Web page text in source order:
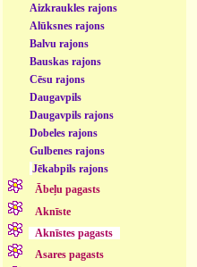
Aizkraukles rajons
Alūksnes rajons
Balvu rajons
Bauskas rajons
Cēsu rajons
Daugavpils
Daugavpils rajons
Dobeles rajons
Gulbenes rajons
Jēkabpils rajons
Ābeļu pagasts
Aknīste
Aknīstes pagasts
Asares pagasts